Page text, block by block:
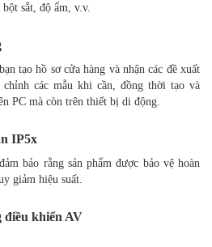
sắt, độ ẩm, v.v.
tạo hồ sơ cửa hàng và nhận các đề xuất
các mẫu khi cần, đồng thời tạo và
PC mà còn trên thiết bị di động.
IP5x
bảo rằng sản phẩm được bảo vệ hoàn
giảm hiệu suất.
điều khiển AV